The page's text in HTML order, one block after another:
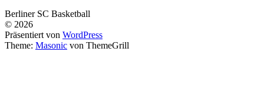
Berliner SC Basketball
© 2026
Präsentiert von WordPress
Theme: Masonic von ThemeGrill